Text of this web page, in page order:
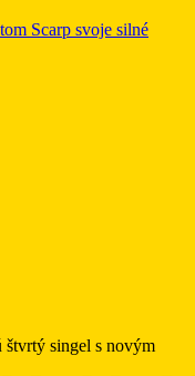
Scarp svoje silné
štvrtý singel s novým